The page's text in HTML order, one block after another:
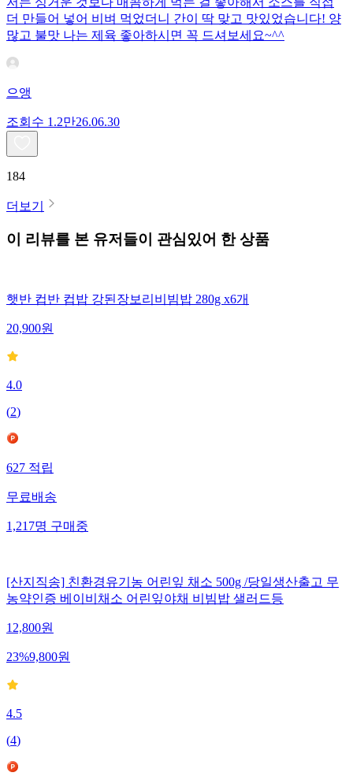
더 만들어 넣어 비벼 먹었더니 간이 딱 맞고 맛있었습니다! 양
많고 불맛 나는 제육 좋아하시면 꼭 드셔보세요~^^
으앵
조회수 1.2만26.06.30
184
더보기
이 리뷰를 본 유저들이 관심있어 한 상품
햇반 컵반 컵밥 강된장보리비빔밥 280g x6개
20,900원
4.0
(2)
627 적립
무료배송
1,217명 구매중
[산지직송] 친환경유기농 어린잎 채소 500g /당일생산출고 무
농약인증 베이비채소 어린잎야채 비빔밥 샐러드등
12,800원
23%9,800원
4.5
(4)